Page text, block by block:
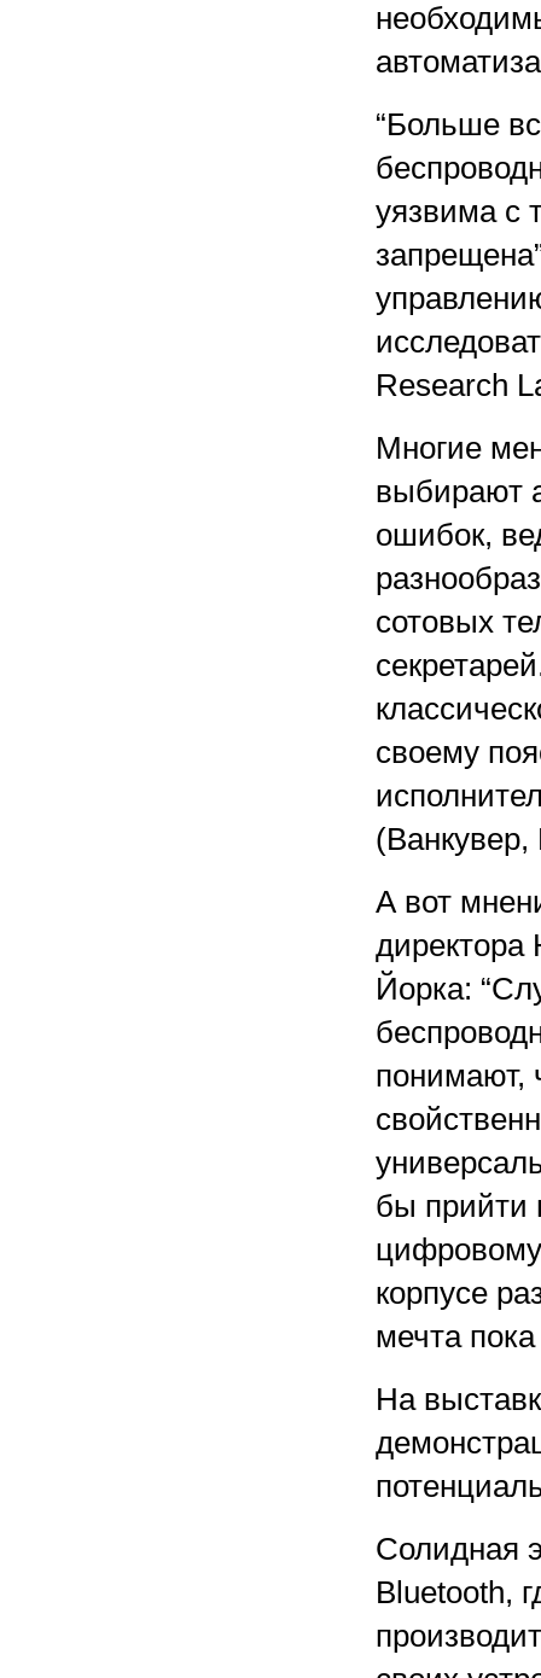
“Больше
уязвима с
Research
Многие
выбирают
ошибок,
сотовых
своему
(Ванкувер,
А вот
Йорка:
понимают,
бы прийти
корпусе
мечта
На
Солидная
Bluetooth,